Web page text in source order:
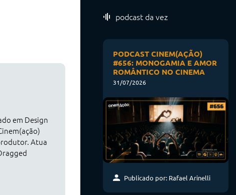
em Design
Atua
podcast da vez
PODCAST CINEM(AÇÃO)
#656: MONOGAMIA E AMOR
ROMÂNTICO NO CINEMA
31/07/2026
Publicado por: Rafael Arinelli